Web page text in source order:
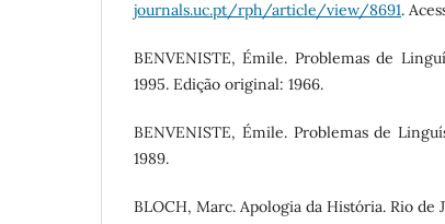
journals.uc.pt/rph/article/view/8691.
BENVENISTE, Émile. Problemas de
1995. Edição original: 1966.
BENVENISTE, Émile. Problemas de
1989.
BLOCH, Marc. Apologia da História. Rio de